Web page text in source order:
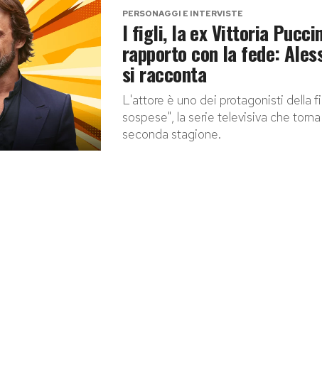
PERSONAGGI E INTERVISTE
I figli, la ex Vittoria
rapporto con la fede:
si racconta
L'attore è uno dei protagonisti della
sospese", la serie televisiva che
seconda stagione.